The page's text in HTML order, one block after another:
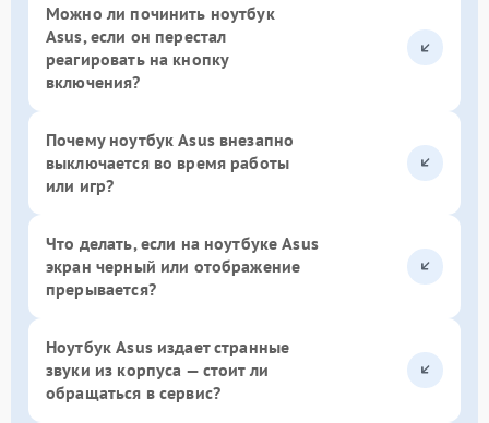
Можно ли починить ноутбук
Asus, если он перестал
реагировать на кнопку
включения?
Почему ноутбук Asus внезапно
выключается во время работы
или игр?
Что делать, если на ноутбуке Asus
экран черный или отображение
прерывается?
Ноутбук Asus издает странные
звуки из корпуса — стоит ли
обращаться в сервис?